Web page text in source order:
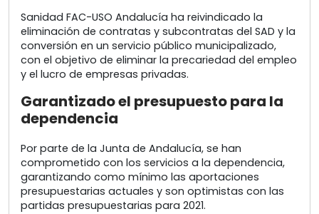
Sanidad FAC-USO Andalucía ha reivindicado la
eliminación de contratas y subcontratas del SAD y la
conversión en un servicio público municipalizado,
con el objetivo de eliminar la precariedad del empleo
y el lucro de empresas privadas.
Garantizado el presupuesto para la
dependencia
Por parte de la Junta de Andalucía, se han
comprometido con los servicios a la dependencia,
garantizando como mínimo las aportaciones
presupuestarias actuales y son optimistas con las
partidas presupuestarias para 2021.